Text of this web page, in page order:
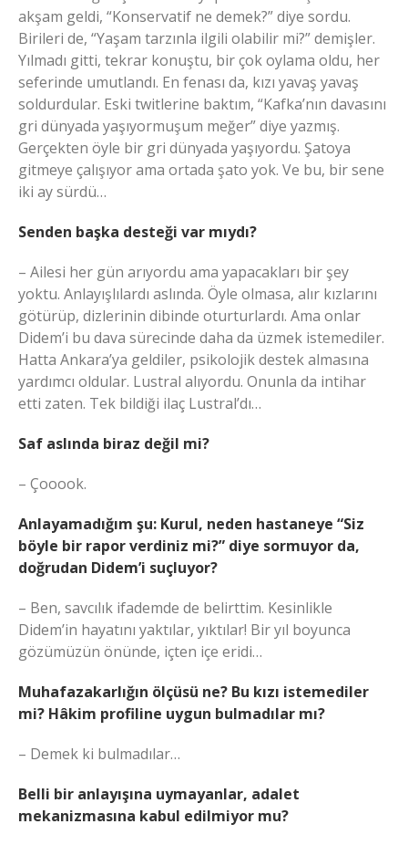
akşam geldi, “Konservatif ne demek?” diye sordu.
Birileri de, “Yaşam tarzınla ilgili olabilir mi?” demişler.
Yılmadı gitti, tekrar konuştu, bir çok oylama oldu, her
seferinde umutlandı. En fenası da, kızı yavaş yavaş
soldurdular. Eski twitlerine baktım, “Kafka’nın davasını
gri dünyada yaşıyormuşum meğer” diye yazmış.
Gerçekten öyle bir gri dünyada yaşıyordu. Şatoya
gitmeye çalışıyor ama ortada şato yok. Ve bu, bir sene
iki ay sürdü…
Senden başka desteği var mıydı?
– Ailesi her gün arıyordu ama yapacakları bir şey
yoktu. Anlayışlılardı aslında. Öyle olmasa, alır kızlarını
götürüp, dizlerinin dibinde oturturlardı. Ama onlar
Didem’i bu dava sürecinde daha da üzmek istemediler.
Hatta Ankara’ya geldiler, psikolojik destek almasına
yardımcı oldular. Lustral alıyordu. Onunla da intihar
etti zaten. Tek bildiği ilaç Lustral’dı…
Saf aslında biraz değil mi?
– Çooook.
Anlayamadığım şu: Kurul, neden hastaneye “Siz
böyle bir rapor verdiniz mi?” diye sormuyor da,
doğrudan Didem’i suçluyor?
– Ben, savcılık ifademde de belirttim. Kesinlikle
Didem’in hayatını yaktılar, yıktılar! Bir yıl boyunca
gözümüzün önünde, içten içe eridi…
Muhafazakarlığın ölçüsü ne? Bu kızı istemediler
mi? Hâkim profiline uygun bulmadılar mı?
– Demek ki bulmadılar…
Belli bir anlayışına uymayanlar, adalet
mekanizmasına kabul edilmiyor mu?